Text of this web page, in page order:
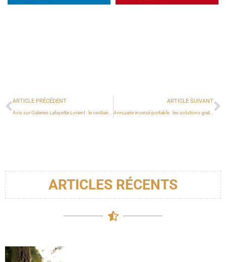
ARTICLE PRÉCÉDENT
Avis sur Galeries Lafayette Lorient : le vestiaire homme est-il au rendez-vous ?
ARTICLE SUIVANT
Annuaire inversé portable : les solutions gratuites pour identifier un numéro inconnu
ARTICLES RÉCENTS